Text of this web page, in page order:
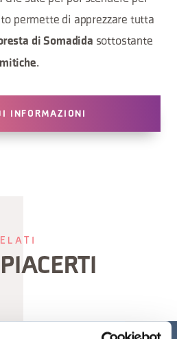
permette di apprezzare tutta
di Somadida sottostante
.
INFORMAZIONI